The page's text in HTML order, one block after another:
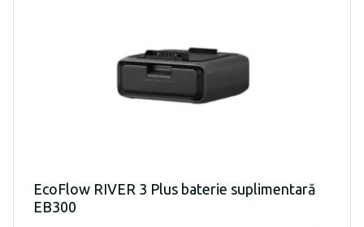
EcoFlow RIVER 3 Plus baterie suplimentară
EB300